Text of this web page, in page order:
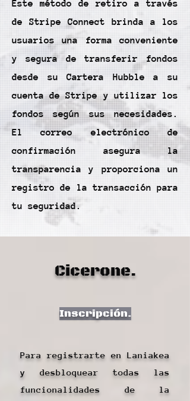
Este método de retiro a través
de Stripe Connect brinda a los
usuarios una forma conveniente
y segura de transferir fondos
desde su Cartera Hubble a su
cuenta de Stripe y utilizar los
fondos según sus necesidades.
El correo electrónico de
confirmación asegura la
transparencia y proporciona un
registro de la transacción para
tu seguridad.
Cicerone.
Inscripción.
Para registrarte en Laniakea
y desbloquear todas las
funcionalidades de la